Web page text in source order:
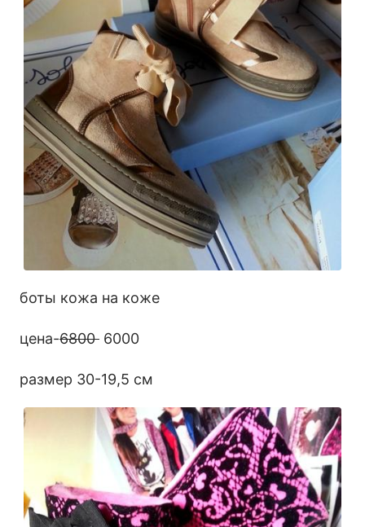
боты кожа на коже
цена-6800 6000
размер 30-19,5 см